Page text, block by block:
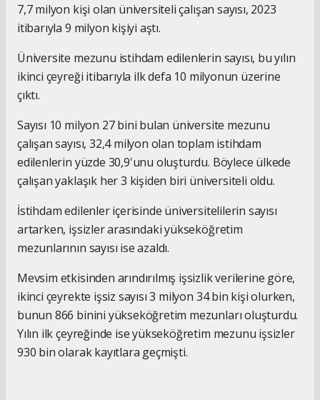
7,7 milyon kişi olan üniversiteli çalışan sayısı, 2023
itibarıyla 9 milyon kişiyi aştı.
Üniversite mezunu istihdam edilenlerin sayısı, bu yılın
ikinci çeyreği itibarıyla ilk defa 10 milyonun üzerine
çıktı.
Sayısı 10 milyon 27 bini bulan üniversite mezunu
çalışan sayısı, 32,4 milyon olan toplam istihdam
edilenlerin yüzde 30,9'unu oluşturdu. Böylece ülkede
çalışan yaklaşık her 3 kişiden biri üniversiteli oldu.
İstihdam edilenler içerisinde üniversitelilerin sayısı
artarken, işsizler arasındaki yükseköğretim
mezunlarının sayısı ise azaldı.
Mevsim etkisinden arındırılmış işsizlik verilerine göre,
ikinci çeyrekte işsiz sayısı 3 milyon 34 bin kişi olurken,
bunun 866 binini yükseköğretim mezunları oluşturdu.
Yılın ilk çeyreğinde ise yükseköğretim mezunu işsizler
930 bin olarak kayıtlara geçmişti.